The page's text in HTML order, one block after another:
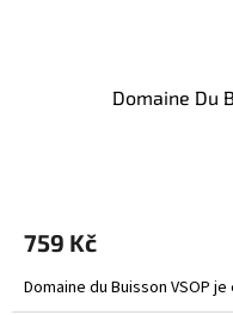
Domaine Du
759 Kč
Domaine du Buisson VSOP